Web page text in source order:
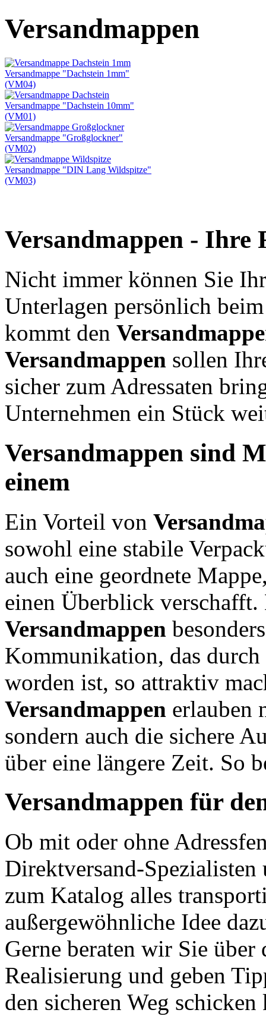
Versandmappen
Versandmappe "Dachstein 1mm"
(VM04)
Versandmappe "Dachstein 10mm"
(VM01)
Versandmappe "Großglockner"
(VM02)
Versandmappe "DIN Lang Wildspitze"
(VM03)
Versandmappen - Ihre
Nicht immer können Sie
Unterlagen persönlich
kommt den
Versandmappen sollen
sicher zum Adressaten
Unternehmen ein Stück
Versandmappen sind
einem
Ein Vorteil von
sowohl eine stabile
auch eine geordnete
einen Überblick verschafft.
Versandmappen
Kommunikation, das
worden ist, so attraktiv
Versandmappen erlauben
sondern auch die sichere
über eine längere Zeit. So
Versandmappen für
Ob mit oder ohne
Direktversand-
zum Katalog alles
außergewöhnliche Idee
Gerne beraten wir Sie
Realisierung und geben
den sicheren Weg schicken